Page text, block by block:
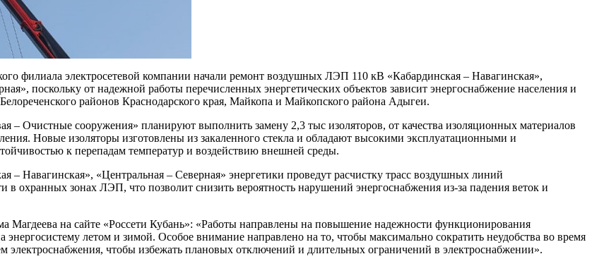
филиала электросетевой компании начали ремонт воздушных ЛЭП 110 кВ «Кабардинская – Навагинская»,
поскольку от надежной работы перечисленных энергетических объектов зависит энергоснабжение населения и
районов Краснодарского края, Майкопа и Майкопского района Адыгеи.
– Очистные сооружения» планируют выполнить замену 2,3 тыс изоляторов, от качества изоляционных материалов
Новые изоляторы изготовлены из закаленного стекла и обладают высокими эксплуатационными и
к перепадам температур и воздействию внешней среды.
Навагинская», «Центральная – Северная» энергетики проведут расчистку трасс воздушных линий
в охранных зонах ЛЭП, что позволит снизить вероятность нарушений энергоснабжения из-за падения веток и
Магдеева на сайте «Россети Кубань»: «Работы направлены на повышение надежности функционирования
летом и зимой. Особое внимание направлено на то, чтобы максимально сократить неудобства во время
электроснабжения, чтобы избежать плановых отключений и длительных ограничений в электроснабжении».